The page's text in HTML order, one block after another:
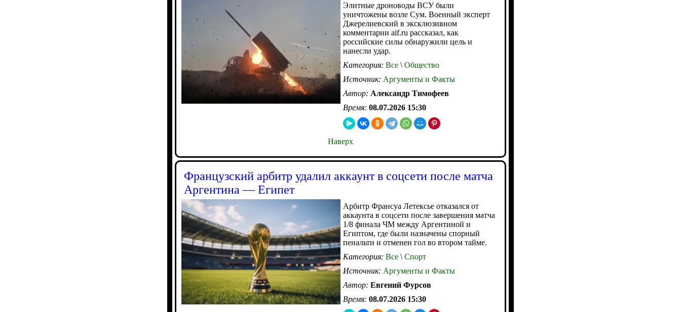
Элитные дроноводы ВСУ были
уничтожены возле Сум. Военный эксперт
Джерелиевский в эксклюзивном
комментарии aif.ru рассказал, как
российские силы обнаружили цель и
нанесли удар.
Категория: Все \ Общество
Источник: Аргументы и Факты
Автор: Александр Тимофеев
Время: 08.07.2026 15:30
Наверх
Французский арбитр удалил аккаунт в соцсети после матча
Аргентина — Египет
Арбитр Франсуа Летексье отказался от
аккаунта в соцсети после завершения матча
1/8 финала ЧМ между Аргентиной и
Египтом, где были назначены спорный
пенальти и отменен гол во втором тайме.
Категория: Все \ Спорт
Источник: Аргументы и Факты
Автор: Евгений Фурсов
Время: 08.07.2026 15:30